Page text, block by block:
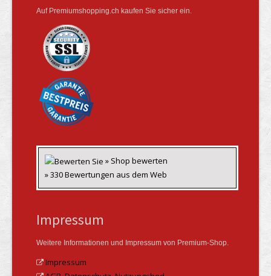
Auf Premiumshopping.ch kaufen Sie sicher ein.
» Shop bewerten
» 330 Bewertungen aus dem Web
Impressum
Weitere Informationen und Impressum von Premium-Shop.
Impressum